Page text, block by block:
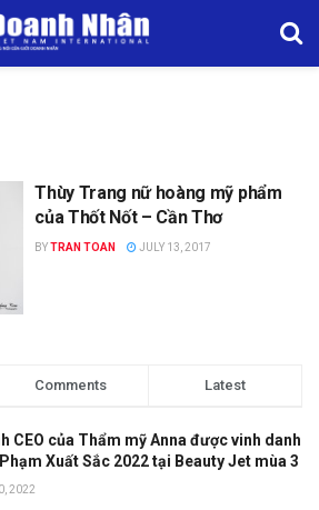
Thùy Trang nữ hoàng mỹ phẩm
của Thốt Nốt – Cần Thơ
BYTRAN TOAN JULY 13, 2017
Comments Latest
CEO của Thẩm mỹ Anna được vinh danh
Xuất Sắc 2022 tại Beauty Jet mùa 3
2022